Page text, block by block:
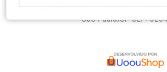
Endereço: Rua Antônio Fernandes
São Paulo/SP CEP: